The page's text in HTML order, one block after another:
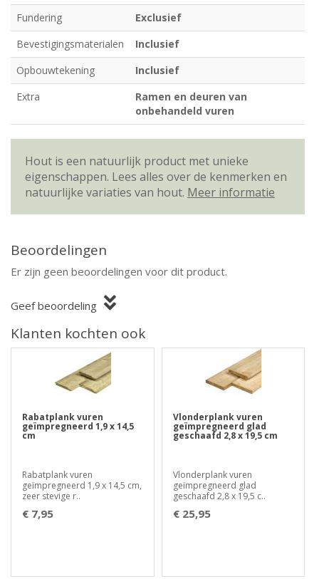
Fundering
Exclusief
Bevestigingsmaterialen
Inclusief
Opbouwtekening
Inclusief
Extra
Ramen en deuren van
onbehandeld vuren
Hout is een natuurlijk product met unieke
eigenschappen. Lees alles over de kenmerken en
natuurlijke variaties van hout. Meer informatie
Beoordelingen
Er zijn geen beoordelingen voor dit product.
Geef beoordeling
Klanten kochten ook
Rabatplank vuren
geïmpregneerd 1,9 x 14,5
cm
Rabatplank vuren
geïmpregneerd 1,9 x 14,5 cm,
zeer stevige r..
€ 7,95
Vlonderplank vuren
geïmpregneerd glad
geschaafd 2,8 x 19,5 cm
Vlonderplank vuren
geïmpregneerd glad
geschaafd 2,8 x 19,5 c..
€ 25,95